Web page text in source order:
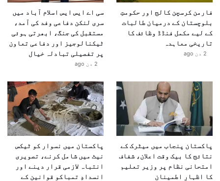
فارمن کرسچن کالج اور حکومتِ
بلوچستان کے درمیان طالبات
کے لیے مکمل فنڈڈ وظائف کا
تاریخی معاہدہ
2 دن ago
سی اے ایس ایس اسلام آباد میں
سری لنکن دفاعی وفد کی آمد،
مستقبل کی جنگ، ابھرتی ہوئی
ٹیکنالوجیز اور دفاعی تعاون
پر تفصیلی تبادلہ خیال
2 دن ago
پاکستان پنجاب میں میٹرک کے
نتائج کا بیک وقت اعلان، شفاف
امتحانی نظام پر وزیر تعلیم
کا اظہارِ اطمینان
پاکستان میں نسوار کو ٹیکس
نیٹ میں شامل کرنے، تصویری
انتباہ لازمی قرار دینے اور
انسدادِ تمباکو قوانین کے